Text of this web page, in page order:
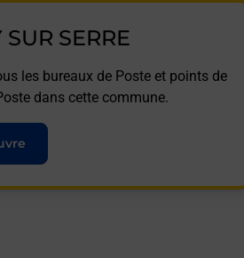
SUR SERRE
les bureaux de Poste et points de
dans cette commune.